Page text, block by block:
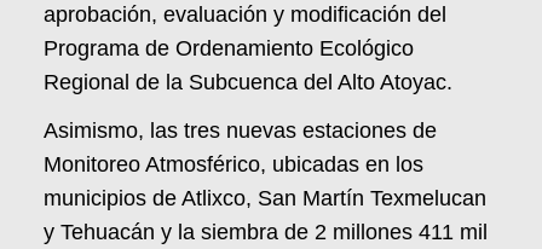
aprobación, evaluación y modificación del
Programa de Ordenamiento Ecológico
Regional de la Subcuenca del Alto Atoyac.
Asimismo, las tres nuevas estaciones de
Monitoreo Atmosférico, ubicadas en los
municipios de Atlixco, San Martín Texmelucan
y Tehuacán y la siembra de 2 millones 411 mil